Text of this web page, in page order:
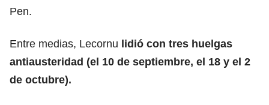
Pen.
Entre medias, Lecornu lidió con tres huelgas
antiausteridad (el 10 de septiembre, el 18 y el 2
de octubre).